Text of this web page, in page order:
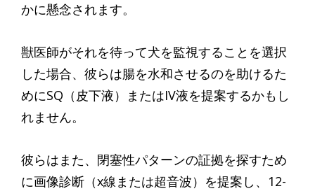
かに懸念されます。
獣医師がそれを待って犬を監視することを選択
した場合、彼らは腸を水和させるのを助けるた
めにSQ（皮下液）またはIV液を提案するかもし
れません。
彼らはまた、閉塞性パターンの証拠を探すため
に画像診断（x線または超音波）を提案し、12-